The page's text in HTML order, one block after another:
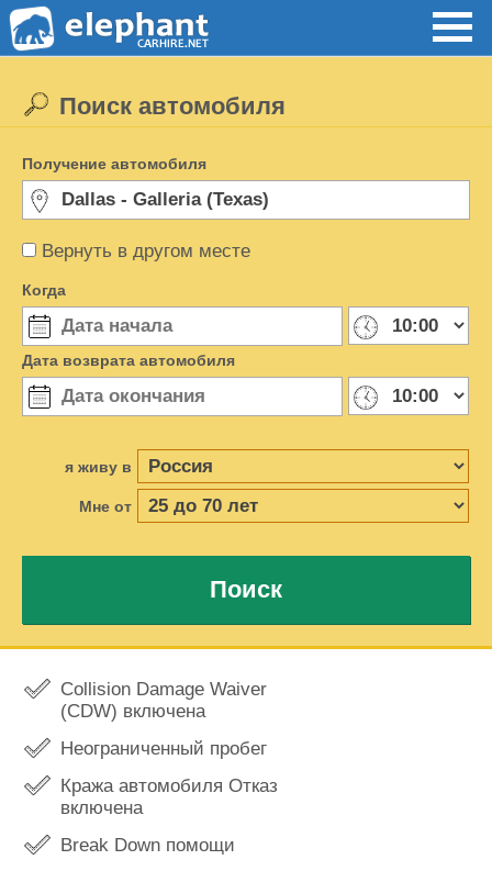
Вернуть в другом месте
Поиск автомобиля
Получение автомобиля
Когда
Дата возврата автомобиля
я живу в
Мне от
Поиск
Collision Damage Waiver
(CDW) включена
Неограниченный пробег
Кража автомобиля Отказ
включена
Break Down помощи